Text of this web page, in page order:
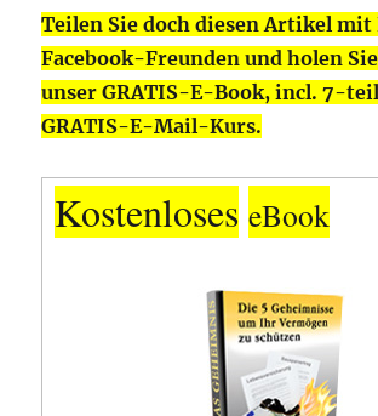
Teilen Sie doch diesen Artikel
Facebook-Freunden und holen
unser GRATIS-E-Book, incl. 7-
GRATIS-E-Mail-Kurs.
Kostenloses eBook